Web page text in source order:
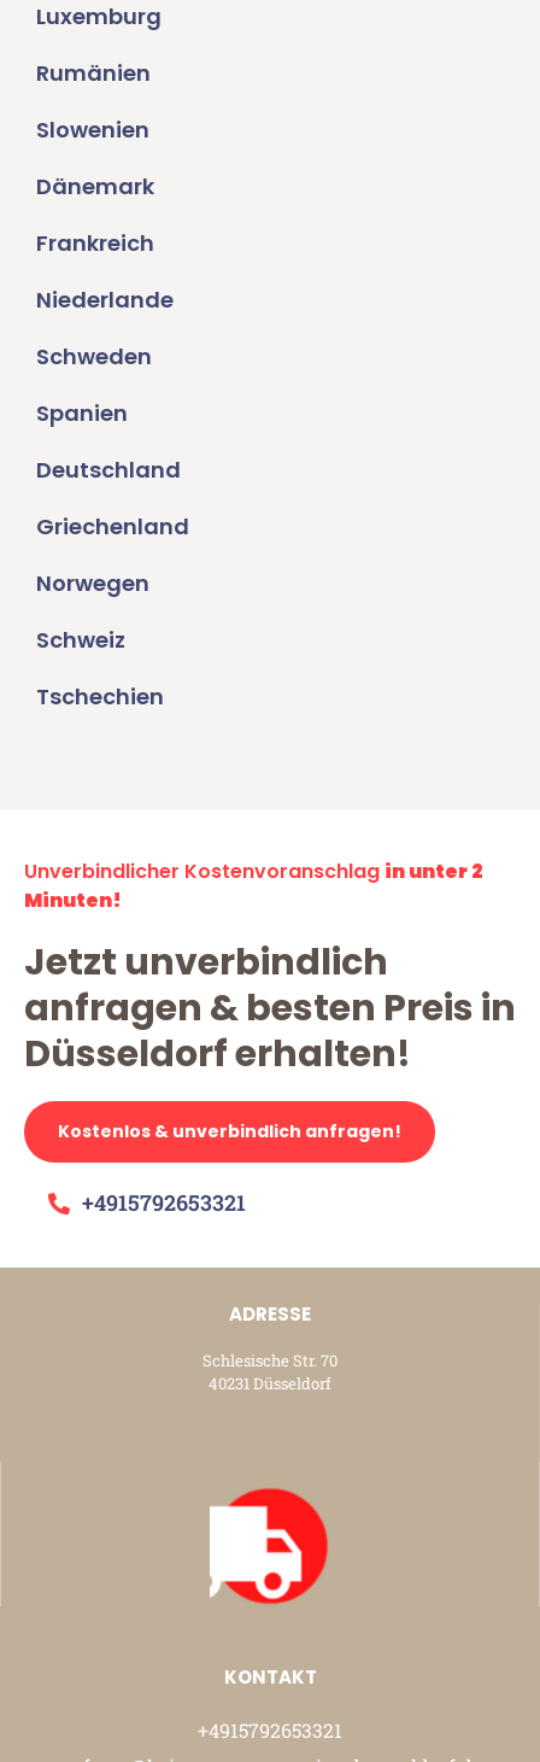
Luxemburg
Rumänien
Slowenien
Dänemark
Frankreich
Niederlande
Schweden
Spanien
Deutschland
Griechenland
Norwegen
Schweiz
Tschechien
Unverbindlicher Kostenvoranschlag in unter 2
Minuten!
Jetzt unverbindlich
anfragen & besten Preis in
Düsseldorf erhalten!
Kostenlos & unverbindlich anfragen!
+4915792653321
ADRESSE
Schlesische Str. 70
40231 Düsseldorf
KONTAKT
+4915792653321